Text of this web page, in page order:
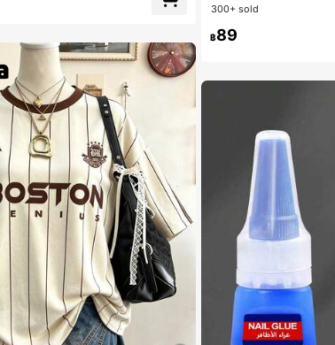
ลูกค้ากลับมาซื้อซ้ำ!
ลูกค้ากลับมาซื้อซ้ำ!
#1 ขายดี
300+ sold
฿89